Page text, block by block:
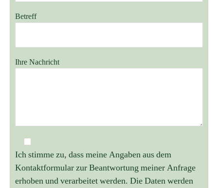
Betreff
Ihre Nachricht
Ich stimme zu, dass meine Angaben aus dem
Kontaktformular zur Beantwortung meiner Anfrage
erhoben und verarbeitet werden. Die Daten werden